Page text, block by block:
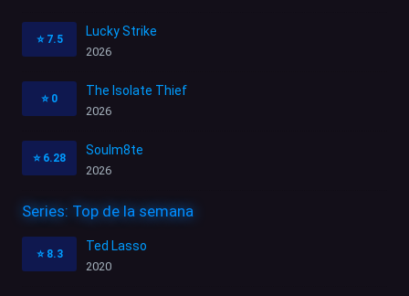
⭐ 7.5
Lucky Strike
2026
⭐ 0
The Isolate Thief
2026
⭐ 6.28
Soulm8te
2026
Series: Top de la semana
⭐ 8.3
Ted Lasso
2020